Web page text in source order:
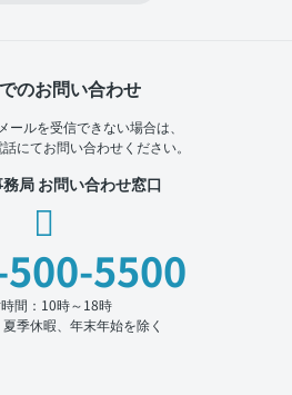
のお問い合わせ
ールを受信できない場合は、
にてお問い合わせください。
局 お問い合わせ窓口
5500
間：10時～18時
季休暇、年末年始を除く